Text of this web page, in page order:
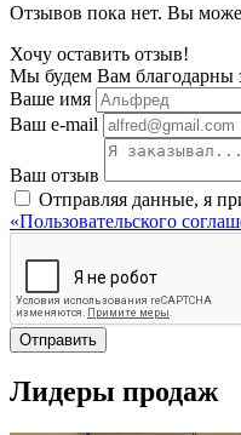
Отзывов пока нет. Вы
Хочу оставить отзыв!
Мы будем Вам благодарны
Ваше имя
Ваш e-mail
Ваш отзыв
Отправляя данные, я
«Пользовательского
Отправить
Лидеры продаж